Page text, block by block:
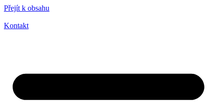
Přejít k obsahu
Kontakt